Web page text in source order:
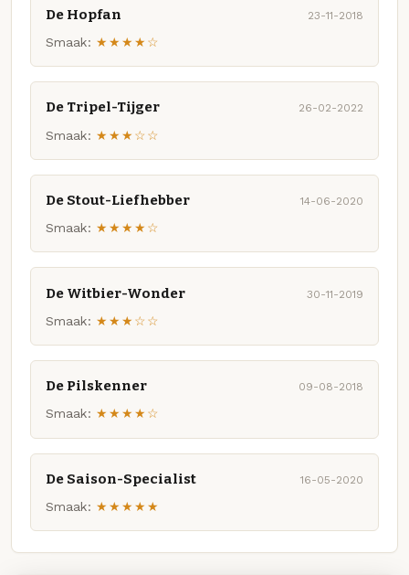
De Hopfan 23-11-2018
Smaak: ★★★★☆
De Tripel-Tijger 26-02-2022
Smaak: ★★★☆☆
De Stout-Liefhebber 14-06-2020
Smaak: ★★★★☆
De Witbier-Wonder 30-11-2019
Smaak: ★★★☆☆
De Pilskenner 09-08-2018
Smaak: ★★★★☆
De Saison-Specialist 16-05-2020
Smaak: ★★★★★